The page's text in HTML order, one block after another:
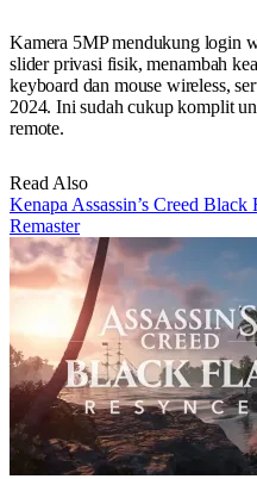
Kamera 5MP mendukung login
slider privasi fisik, menambah
keyboard dan mouse wireless,
2024. Ini sudah cukup komplit
remote.
Read Also
Kenapa Assassin’s Creed
Remaster